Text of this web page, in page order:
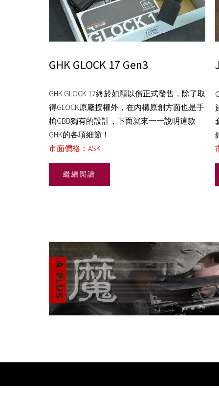
GHK GLOCK 17 Gen3
GHK GLOCK 17終於如願以償正式發售，除了取
得GLOCK原廠授權外，在內構原創方面也是手
槍GBB獨有的設計，下面就來一一說明這款
GHK的各項細節！
市面價格：ASK
繼續閱讀